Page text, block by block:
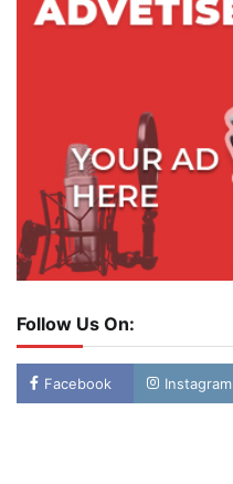
Follow Us On:
Facebook Instagram